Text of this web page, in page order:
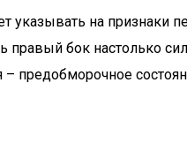
на признаки
бок настолько
предобморочное